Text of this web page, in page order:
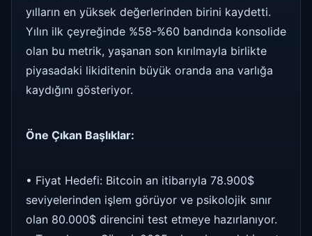
yılların en yüksek değerlerinden birini kaydetti.
Yılın ilk çeyreğinde %58-%60 bandında konsolide
olan bu metrik, yaşanan son kırılmayla birlikte
piyasadaki likiditenin büyük oranda ana varlığa
kaydığını gösteriyor.
Öne Çıkan Başlıklar:
• Fiyat Hedefi: Bitcoin an itibarıyla 78.900$
seviyelerinden işlem görüyor ve psikolojik sınır
olan 80.000$ direncini test etmeye hazırlanıyor.